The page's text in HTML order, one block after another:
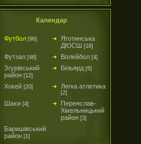
Календар
Футбол [96]
Яготинська
ДЮСШ [18]
Футзал [46] Волейбол [4]
Згурівський
район [12]
Більярд [6]
Хокей [20] Легка атлетика
[2]
Шахи [4]
Переяслав-
Хмельницький
район [3]
Баришівський
район [1]